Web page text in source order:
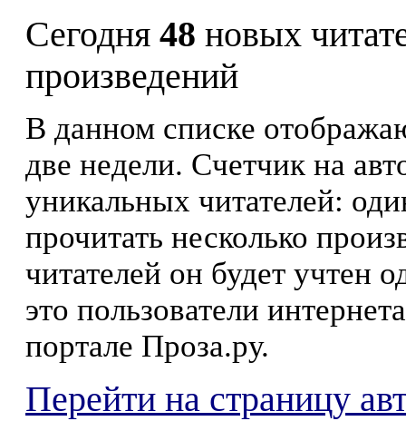
Сегодня 48 новых
произведений
В данном списке
две недели. Счетчик на
уникальных читателей:
прочитать несколько
читателей он будет учтен
это пользователи
портале Проза.ру.
Перейти на страницу